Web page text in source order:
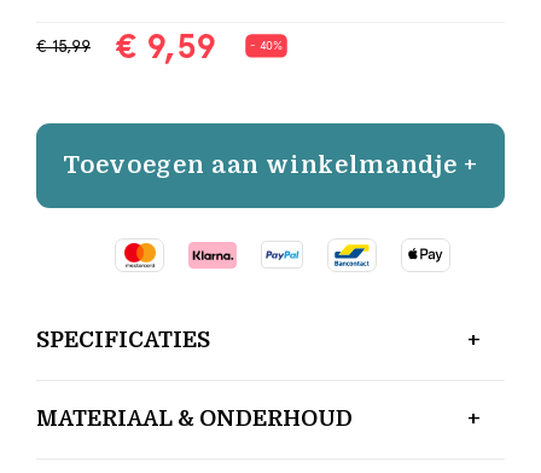
€ 15,99 € 9,59 - 40%
Toevoegen aan winkelmandje +
SPECIFICATIES
MATERIAAL & ONDERHOUD